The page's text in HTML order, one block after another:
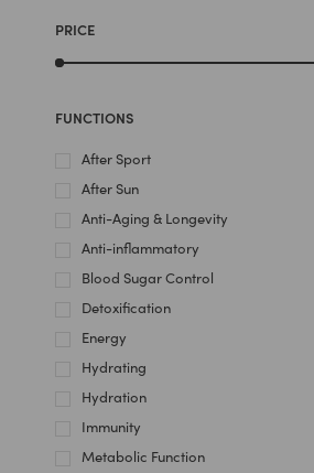
PRICE
FUNCTIONS
After Sport
After Sun
Anti-Aging & Longevity
Anti-inflammatory
Blood Sugar Control
Detoxification
Energy
Hydrating
Hydration
Immunity
Metabolic Function